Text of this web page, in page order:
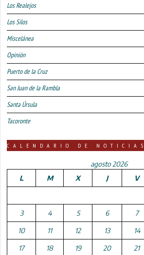
Los Realejos
Los Silos
Miscelánea
Opinión
Puerto de la Cruz
San Juan de la Rambla
Santa Úrsula
Tacoronte
CALENDARIO DE NOTICIAS
agosto 2026
L
M X J V
3 4 5 6 7
10 11 12 13 14
17 18 19 20 21